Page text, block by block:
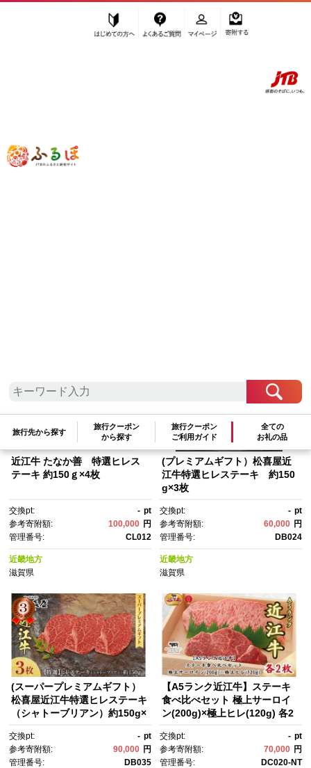
ふるぽ JTBのふるさと納税サイト
旅行先から探す
旅行クーポン
から探す
旅行クーポン
ご利用ガイド
全ての
お礼の品
近江牛 たなか善 特選ヒレス
テーキ 約150ｇ×4枚
交換pt: - pt
参考寄附額:
100,000 円
管理番号:
CL012
近畿地方
滋賀県
(プレミアムギフト）松喜屋近
江牛特選ヒレステーキ 約150
g×3枚
交換pt: - pt
参考寄附額:
60,000 円
管理番号:
DB024
近畿地方
滋賀県
(スーパープレミアムギフト）
松喜屋近江牛特選ヒレステーキ
（シャトーブリアン）約150g×
交換pt: - pt
参考寄附額:
90,000 円
管理番号:
DB035
【A5ランク近江牛】ステーキ
食べ比べセット 極上サーロイ
ン(200g)×極上ヒレ(120g) 各2
交換pt: - pt
参考寄附額:
70,000 円
管理番号:
DC020-NT